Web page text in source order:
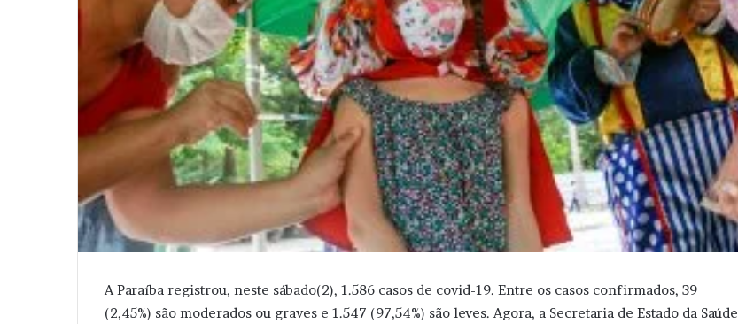
A Paraíba registrou, neste sábado(2), 1.586 casos de covid-19. Entre os casos confirmados, 39
(2,45%) são moderados ou graves e 1.547 (97,54%) são leves. Agora, a Secretaria de Estado da Saúde